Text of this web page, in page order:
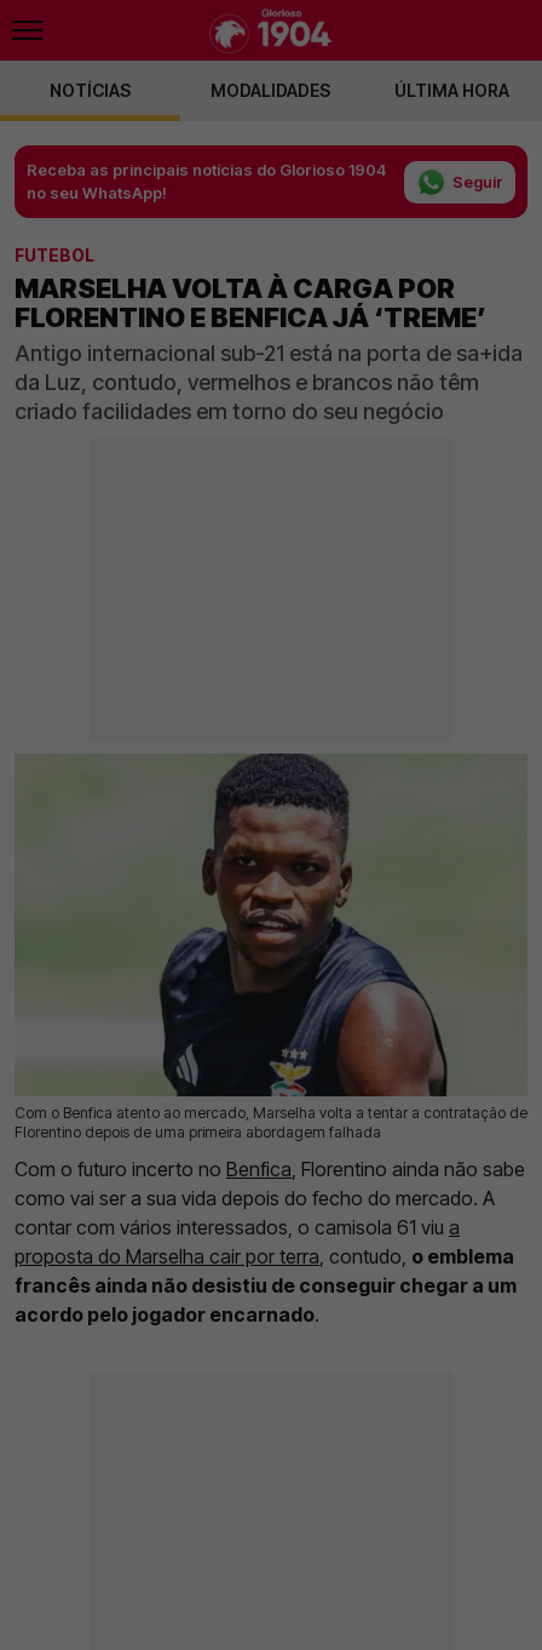
NOTÍCIAS MODALIDADES ÚLTIMA HORA
Receba as principais notícias do Glorioso 1904
no seu WhatsApp!
Seguir
FUTEBOL
MARSELHA VOLTA À CARGA POR
FLORENTINO E BENFICA JÁ ‘TREME’
Antigo internacional sub-21 está na porta de sa+ida
da Luz, contudo, vermelhos e brancos não têm
criado facilidades em torno do seu negócio
Com o Benfica atento ao mercado, Marselha volta a tentar a contratação de
Florentino depois de uma primeira abordagem falhada
27 Ago 2025 | 15:51 | 0
Com o futuro incerto no Benfica, Florentino ainda não sabe
como vai ser a sua vida depois do fecho do mercado. A
contar com vários interessados, o camisola 61 viu a
proposta do Marselha cair por terra, contudo, o emblema
francês ainda não desistiu de conseguir chegar a um
acordo pelo jogador encarnado.